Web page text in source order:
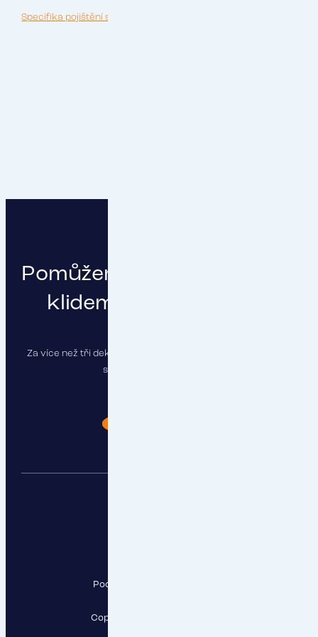
Specifika pojištění slévárenských provozů.pdf
Pomůžeme vám podnikat s
klidem a čistou hlavou
Za více než tři dekády jsme pojistili stovky firem a najdeme
správné řešení i pro vás.
Pod Krčským lesem 2016/22,
Copyright RESPECT, a.s., 2026